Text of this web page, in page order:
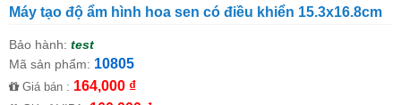
Máy tạo độ ẩm hình hoa sen có điều khiển 15.3x16.8cm
Bảo hành: test
Mã sản phẩm: 10805
Giá bán : 164,000 ₫